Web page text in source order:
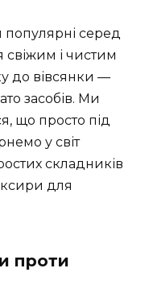
серед
свіжим і чистим
до вівсянки —
засобів. Ми
що просто під
у світ
складників
для
проти